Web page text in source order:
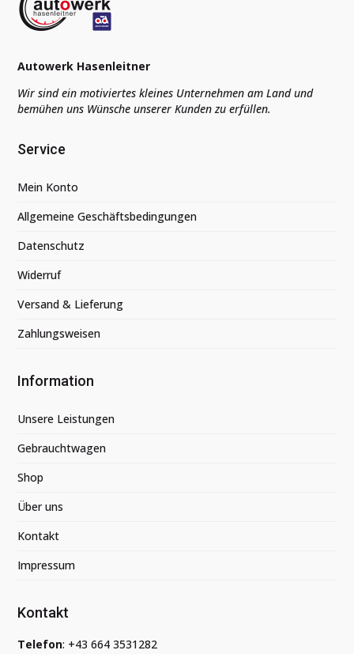
Autowerk Hasenleitner
Wir sind ein motiviertes kleines Unternehmen am Land und
bemühen uns Wünsche unserer Kunden zu erfüllen.
Service
Mein Konto
Allgemeine Geschäftsbedingungen
Datenschutz
Widerruf
Versand & Lieferung
Zahlungsweisen
Information
Unsere Leistungen
Gebrauchtwagen
Shop
Über uns
Kontakt
Impressum
Kontakt
Telefon: +43 664 3531282